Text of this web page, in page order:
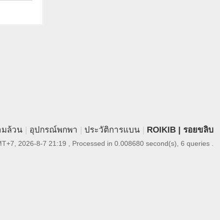
ล้วน | อุปกรณ์พกพา | ประวัติการแบน | ROIKIB | รอยขลิบ
2026-8-7 21:19 , Processed in 0.008680 second(s), 6 queries .